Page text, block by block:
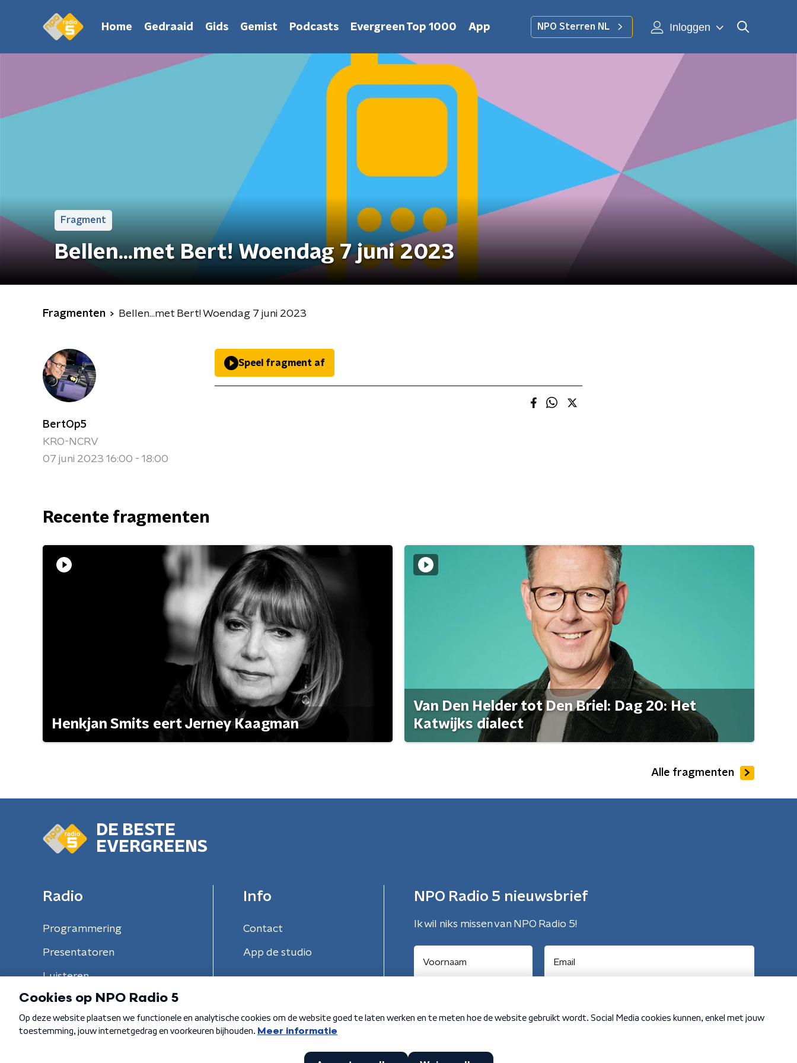
Home Gedraaid Gids Gemist Podcasts Evergreen Top 1000 App NPO Sterren NL Inloggen
Fragment
Bellen...met Bert! Woendag 7 juni 2023
Fragmenten Bellen...met Bert! Woendag 7 juni 2023
BertOp5
KRO-NCRV
07 juni 2023 16:00 - 18:00
Speel fragment af
Recente fragmenten
Henkjan Smits eert Jerney Kaagman
Van Den Helder tot Den Briel: Dag 20: Het
Katwijks dialect
Alle fragmenten
DE BESTE
EVERGREENS
Radio
Programmering
Presentatoren
Luisteren
Info
Contact
App de studio
NPO Radio 5 nieuwsbrief
Ik wil niks missen van NPO Radio 5!
Algemene voorwaarden Privacybeleid